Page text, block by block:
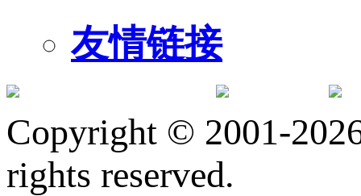
友情链接
Copyright © 2001-
rights reserved.